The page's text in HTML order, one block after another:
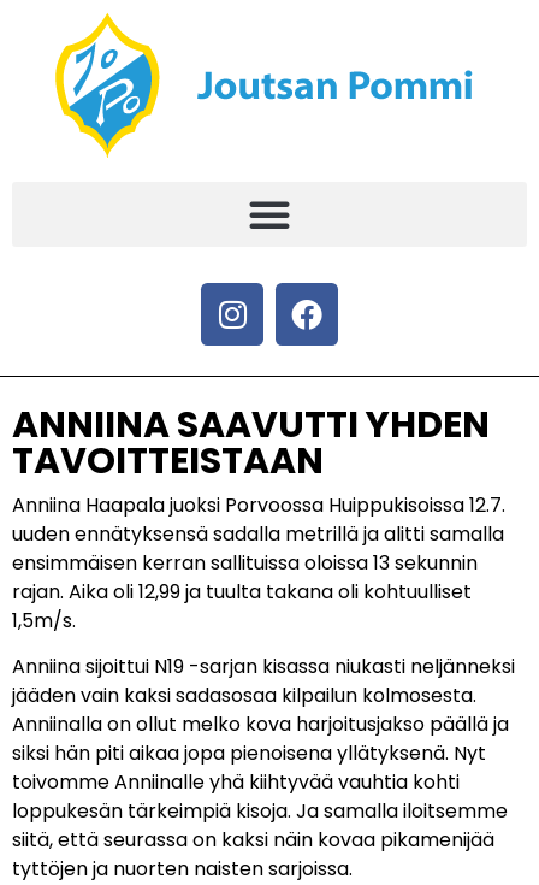
ANNIINA SAAVUTTI YHDEN
TAVOITTEISTAAN
Anniina Haapala juoksi Porvoossa Huippukisoissa 12.7.
uuden ennätyksensä sadalla metrillä ja alitti samalla
ensimmäisen kerran sallituissa oloissa 13 sekunnin
rajan. Aika oli 12,99 ja tuulta takana oli kohtuulliset
1,5m/s.
Anniina sijoittui N19 -sarjan kisassa niukasti neljänneksi
jääden vain kaksi sadasosaa kilpailun kolmosesta.
Anniinalla on ollut melko kova harjoitusjakso päällä ja
siksi hän piti aikaa jopa pienoisena yllätyksenä. Nyt
toivomme Anniinalle yhä kiihtyvää vauhtia kohti
loppukesän tärkeimpiä kisoja. Ja samalla iloitsemme
siitä, että seurassa on kaksi näin kovaa pikamenijää
tyttöjen ja nuorten naisten sarjoissa.